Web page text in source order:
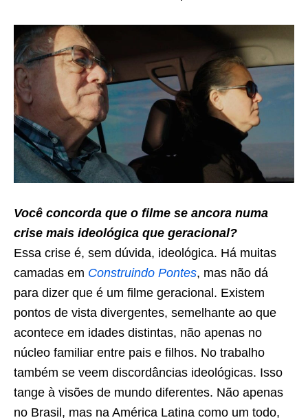
Você concorda que o filme se ancora numa
crise mais ideológica que geracional?
Essa crise é, sem dúvida, ideológica. Há muitas
camadas em Construindo Pontes, mas não dá
para dizer que é um filme geracional. Existem
pontos de vista divergentes, semelhante ao que
acontece em idades distintas, não apenas no
núcleo familiar entre pais e filhos. No trabalho
também se veem discordâncias ideológicas. Isso
tange à visões de mundo diferentes. Não apenas
no Brasil, mas na América Latina como um todo,